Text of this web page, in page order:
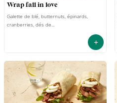
wrap fall in love
Galette de blé, butternuts, épinards,
cranberries, dés de...
+